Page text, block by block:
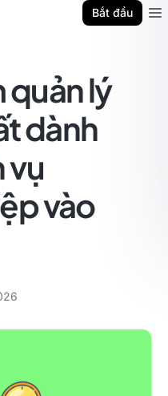
Bắt đầu
quản lý
dành
vụ
vào